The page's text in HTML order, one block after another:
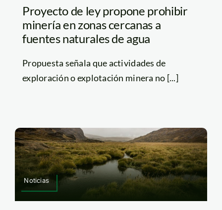
Proyecto de ley propone prohibir
minería en zonas cercanas a
fuentes naturales de agua
Propuesta señala que actividades de
exploración o explotación minera no [...]
Noticias